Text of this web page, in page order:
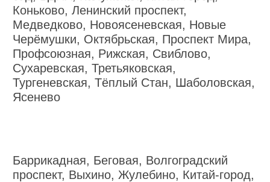
Коньково, Ленинский проспект,
Медведково, Новоясеневская, Новые
Черёмушки, Октябрьская, Проспект Мира,
Профсоюзная, Рижская, Свиблово,
Сухаревская, Третьяковская,
Тургеневская, Тёплый Стан, Шаболовская,
Ясенево
Баррикадная, Беговая, Волгоградский
проспект, Выхино, Жулебино, Китай-город,